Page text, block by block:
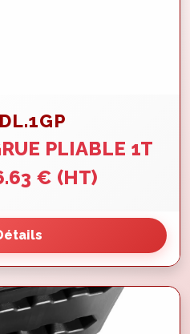
PLIABLE 1T
€ (HT)